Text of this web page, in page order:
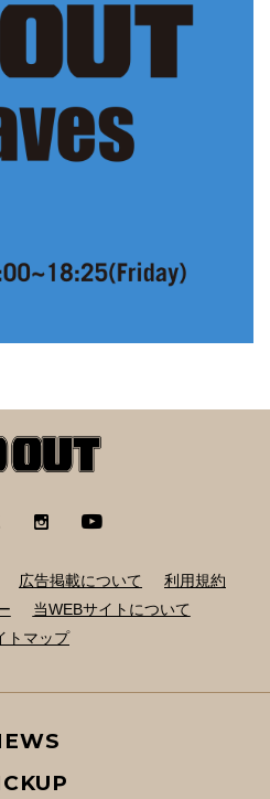
広告掲載について
利用規約
当WEBサイトについて
トマップ